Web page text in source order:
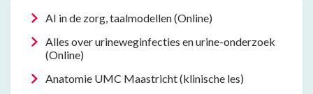
AI in de zorg, taalmodellen (Online)
Alles over urineweginfecties en urine-onderzoek
(Online)
Anatomie UMC Maastricht (klinische les)